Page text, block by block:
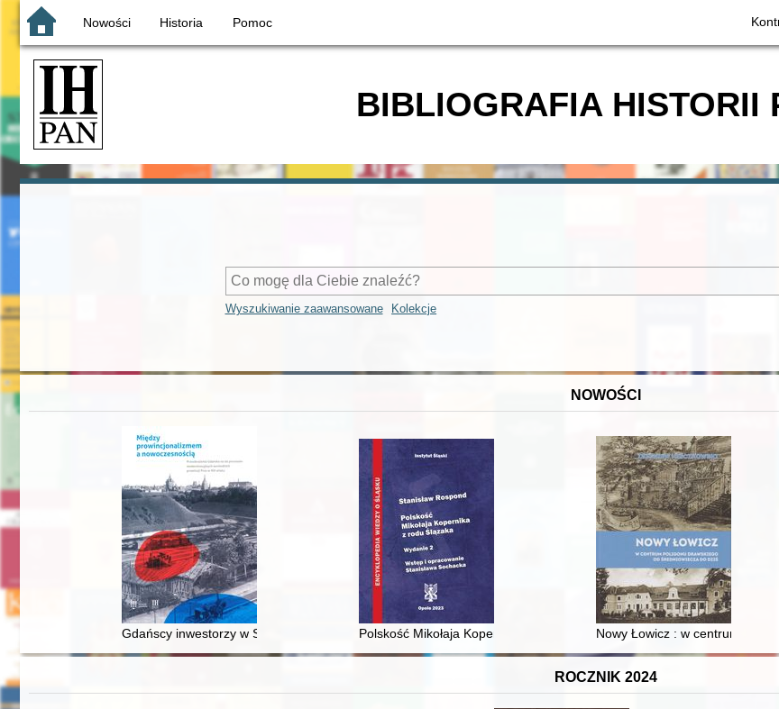
Nowości Historia Pomoc
BIBLIOGRAFIA HISTORII
Wyszukiwanie zaawansowane Kolekcje
NOWOŚCI
Gdańscy inwestorzy w Sopocie : prestiż finansowy i towarzyski lokalnego mieszczaństwa w 2. poł. XIX w
Polskość Mikołaja Kopernika z rodu ŚlązakaNowy Łowicz : w centrum
ROCZNIK 2024